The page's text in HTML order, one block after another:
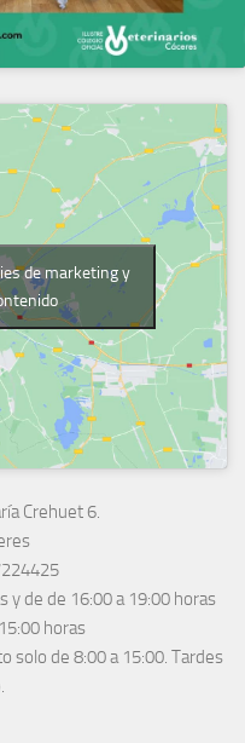
de marketing y
Crehuet 6.
y de de 16:00 a 19:00 horas
horas
solo de 8:00 a 15:00. Tardes